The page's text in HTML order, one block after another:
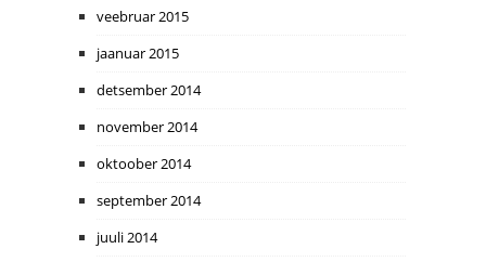
veebruar 2015
jaanuar 2015
detsember 2014
november 2014
oktoober 2014
september 2014
juuli 2014